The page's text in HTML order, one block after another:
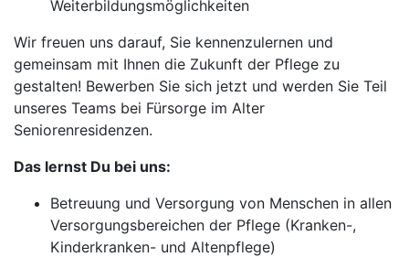
Weiterbildungsmöglichkeiten
Wir freuen uns darauf, Sie kennenzulernen und
gemeinsam mit Ihnen die Zukunft der Pflege zu
gestalten! Bewerben Sie sich jetzt und werden Sie Teil
unseres Teams bei Fürsorge im Alter
Seniorenresidenzen.
Das lernst Du bei uns:
Betreuung und Versorgung von Menschen in allen
Versorgungsbereichen der Pflege (Kranken-,
Kinderkranken- und Altenpflege)